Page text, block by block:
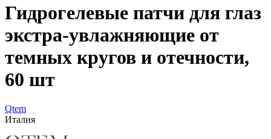
Гидрогелевые патчи для глаз
экстра-увлажняющие от
темных кругов и отечности,
60 шт
Qtem
Италия